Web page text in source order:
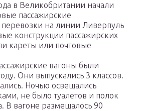
в Великобритании начали
пассажирские
на линии Ливерпуль
конструкции пассажирских
кареты или почтовые
вагоны были
Они выпускались 3 классов.
Ночью освещались
не было туалетов и полок
В вагоне размещалось 90